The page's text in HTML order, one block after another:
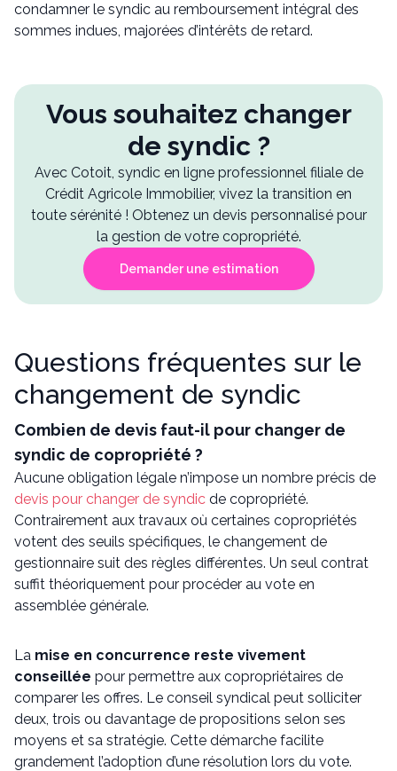
condamner le syndic au remboursement intégral des
sommes indues, majorées d’intérêts de retard.
Vous souhaitez changer
de syndic ?
Avec Cotoit, syndic en ligne professionnel filiale de
Crédit Agricole Immobilier, vivez la transition en
toute sérénité ! Obtenez un devis personnalisé pour
la gestion de votre copropriété.
Demander une estimation
Questions fréquentes sur le
changement de syndic
Combien de devis faut-il pour changer de
syndic de copropriété ?
Aucune obligation légale n’impose un nombre précis de
devis pour changer de syndic de copropriété.
Contrairement aux travaux où certaines copropriétés
votent des seuils spécifiques, le changement de
gestionnaire suit des règles différentes. Un seul contrat
suffit théoriquement pour procéder au vote en
assemblée générale.
La mise en concurrence reste vivement
conseillée pour permettre aux copropriétaires de
comparer les offres. Le conseil syndical peut solliciter
deux, trois ou davantage de propositions selon ses
moyens et sa stratégie. Cette démarche facilite
grandement l’adoption d’une résolution lors du vote.